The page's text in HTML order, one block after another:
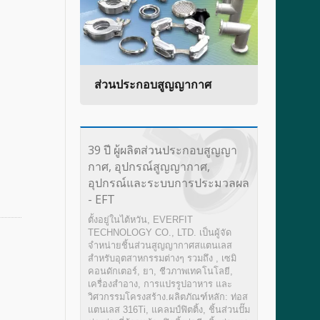
ส่วนประกอบสูญญากาศ
39 ปี ผู้ผลิตส่วนประกอบสูญญา
กาศ, อุปกรณ์สูญญากาศ,
อุปกรณ์และระบบการประมวลผล
- EFT
ตั้งอยู่ในไต้หวัน, EVERFIT
TECHNOLOGY CO., LTD. เป็นผู้จัด
จำหน่ายชิ้นส่วนสูญญากาศสแตนเลส
สำหรับอุตสาหกรรมต่างๆ รวมถึง , เซมิ
คอนดักเตอร์, ยา, ชีวภาพเทคโนโลยี,
เครื่องสำอาง, การแปรรูปอาหาร และ
วิศวกรรมโครงสร้าง.ผลิตภัณฑ์หลัก: ท่อส
แตนเลส 316Ti, แคลมป์ฟิตติ้ง, ชิ้นส่วนปั๊ม